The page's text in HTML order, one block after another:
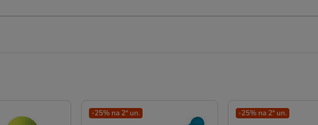
-25% na 2ª un. -25% na 2ª un.